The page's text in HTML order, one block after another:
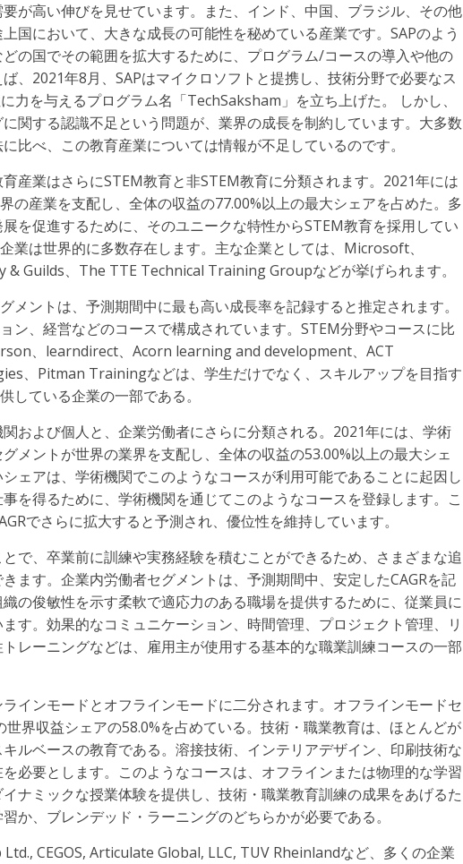
が高い伸びを見せています。また、インド、中国、ブラジル、その他
国において、大きな成長の可能性を秘めている産業です。SAPのよう
の国でその範囲を拡大するために、プログラム/コースの導入や他の
、2021年8月、SAPはマイクロソフトと提携し、技術分野で必要なス
力を与えるプログラム名「TechSaksham」を立ち上げた。 しかし、
関する認識不足という問題が、業界の成長を制約しています。大多数
比べ、この教育産業については情報が不足しているのです。
産業はさらにSTEM教育と非STEM教育に分類されます。2021年には
の産業を支配し、全体の収益の77.00%以上の最大シェアを占めた。多
を促進するために、そのユニークな特性からSTEM教育を採用してい
業は世界的に多数存在します。主な企業としては、Microsoft、
Guilds、The TTE Technical Training Groupなどが挙げられます。
メントは、予測期間中に最も高い成長率を記録すると推定されます。
ン、経営などのコースで構成されています。STEM分野やコースに比
、learndirect、Acorn learning and development、ACT
、Pitman Trainingなどは、学生だけでなく、スキルアップを目指す
している企業の一部である。
および個人と、企業労働者にさらに分類される。2021年には、学術
メントが世界の業界を支配し、全体の収益の53.00%以上の最大シェ
ェアは、学術機関でこのようなコースが利用可能であることに起因し
を得るために、学術機関を通じてこのようなコースを登録します。こ
でさらに拡大すると予測され、優位性を維持しています。
で、卒業前に訓練や実務経験を積むことができるため、さまざまな追
ます。企業内労働者セグメントは、予測期間中、安定したCAGRを記
の俊敏性を示す柔軟で適応力のある職場を提供するために、従業員に
す。効果的なコミュニケーション、時間管理、プロジェクト管理、リ
レーニングなどは、雇用主が使用する基本的な職業訓練コースの一部
インモードとオフラインモードに二分されます。オフラインモードセ
界収益シェアの58.0%を占めている。技術・職業教育は、ほとんどが
ルベースの教育である。溶接技術、インテリアデザイン、印刷技術な
必要とします。このようなコースは、オフラインまたは物理的な学習
ナミックな授業体験を提供し、技術・職業教育訓練の成果をあげるた
か、ブレンデッド・ラーニングのどちらかが必要である。
CEGOS, Articulate Global, LLC, TUV Rheinlandなど、多くの企業